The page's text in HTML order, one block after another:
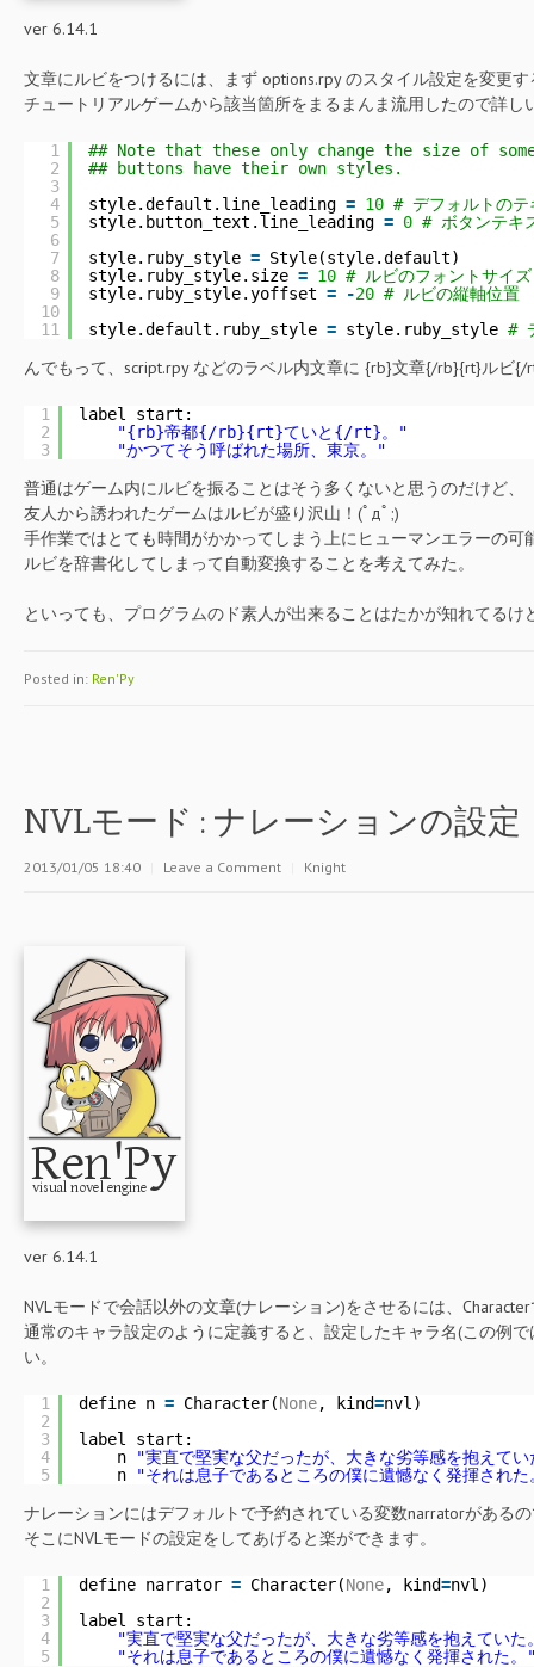
ver 6.14.1
文章にルビをつけるには、まず options.rpy のスタイル設定を変更す
チュートリアルゲームから該当箇所をまるまんま流用したので詳
1
2
3
4
5
6
7
8
9
10
11
## Note that these only change the size of
## buttons have their own styles.
style.default.line_leading = 10 # デフォルトのテ
style.button_text.line_leading = 0 # ボタンテキ
style.ruby_style = Style(style.default)
style.ruby_style.size = 10 # ルビのフォントサイズ
style.ruby_style.yoffset = -20 # ルビの縦軸位置
style.default.ruby_style = style.ruby_style #
んでもって、script.rpy などのラベル内文章に {rb}文章{/rb}{rt}ルビ
1
2
3
label start:
"{rb}帝都{/rb}{rt}ていと{/rt}。"
"かつてそう呼ばれた場所、東京。"
普通はゲーム内にルビを振ることはそう多くないと思うのだけど、
友人から誘われたゲームはルビが盛り沢山！(ﾟдﾟ;)
手作業ではとても時間がかかってしまう上にヒューマンエラーの可
ルビを辞書化してしまって自動変換することを考えてみた。
といっても、プログラムのド素人が出来ることはたかが知れてるけ
Posted in: Ren'Py
NVLモード : ナレーションの設定
2013/01/05 18:40 Leave a Comment Knight
ver 6.14.1
NVLモードで会話以外の文章(ナレーション)をさせるには、
通常のキャラ設定のように定義すると、設定したキャラ名(この例
い。
1
2
3
4
5
define n = Character(None, kind=nvl)
label start:
n
"実直で堅実な父だったが、大きな劣等感を抱えて
n
"それは息子であるところの僕に遺憾なく発揮され
ナレーションにはデフォルトで予約されている変数narratorがある
そこにNVLモードの設定をしてあげると楽ができます。
1
2
3
4
5
define narrator = Character(None, kind=nvl)
label start:
"実直で堅実な父だったが、大きな劣等感を抱えていた
"それは息子であるところの僕に遺憾なく発揮された。